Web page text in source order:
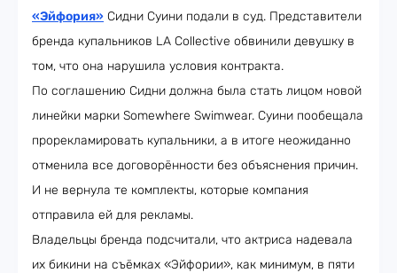
«Эйфория» Сидни Суини подали в суд. Представители
бренда купальников LA Collective обвинили девушку в
том, что она нарушила условия контракта.
По соглашению Сидни должна была стать лицом новой
линейки марки Somewhere Swimwear. Суини пообещала
прорекламировать купальники, а в итоге неожиданно
отменила все договорённости без объяснения причин.
И не вернула те комплекты, которые компания
отправила ей для рекламы.
Владельцы бренда подсчитали, что актриса надевала
их бикини на съёмках «Эйфории», как минимум, в пяти